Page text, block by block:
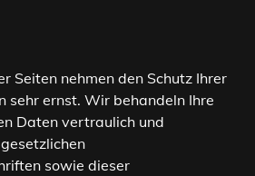
Seiten nehmen den Schutz Ihrer
sehr ernst. Wir behandeln Ihre
Daten vertraulich und
sowie dieser